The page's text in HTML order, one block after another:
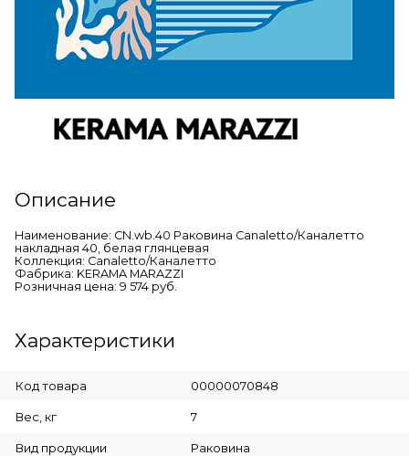
Описание
Наименование: CN.wb.40 Раковина Canaletto/Каналетто
накладная 40, белая глянцевая
Коллекция: Canaletto/Каналетто
Фабрика: KERAMA MARAZZI
Розничная цена: 9 574 руб.
Характеристики
Код товара 00000070848
Вес, кг 7
Вид продукции Раковина